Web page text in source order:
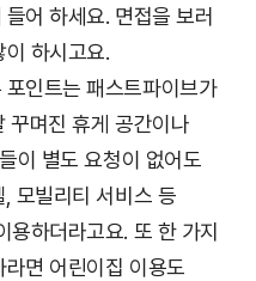
어 하세요. 면접을 보러
하시고요.
인트는 패스트파이브가
꾸며진 휴게 공간이나
이 별도 요청이 없어도
모빌리티 서비스 등
용하더라고요. 또 한 가지
면 어린이집 이용도